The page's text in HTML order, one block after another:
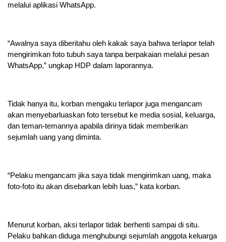
melalui aplikasi WhatsApp.
“Awalnya saya diberitahu oleh kakak saya bahwa terlapor telah
mengirimkan foto tubuh saya tanpa berpakaian melalui pesan
WhatsApp,” ungkap HDP dalam laporannya.
Tidak hanya itu, korban mengaku terlapor juga mengancam
akan menyebarluaskan foto tersebut ke media sosial, keluarga,
dan teman-temannya apabila dirinya tidak memberikan
sejumlah uang yang diminta.
“Pelaku mengancam jika saya tidak mengirimkan uang, maka
foto-foto itu akan disebarkan lebih luas,” kata korban.
Menurut korban, aksi terlapor tidak berhenti sampai di situ.
Pelaku bahkan diduga menghubungi sejumlah anggota keluarga